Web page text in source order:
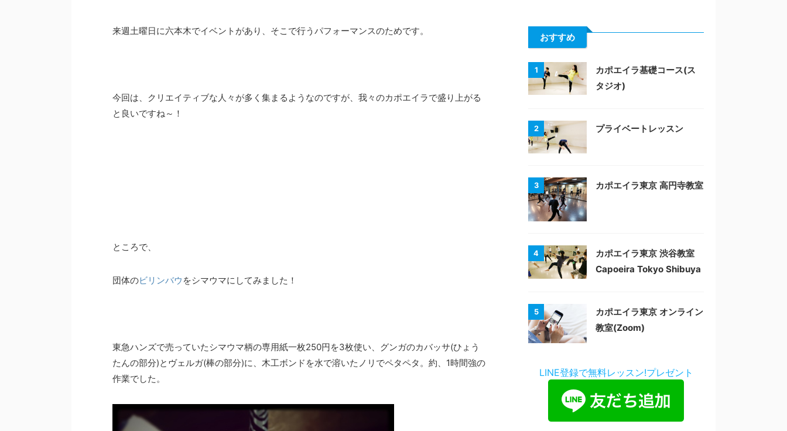
来週土曜日に六本木でイベントがあり、そこで行うパフォーマンスのためです。
今回は、クリエイティブな人々が多く集まるようなのですが、我々のカポエイラで盛り上がる
と良いですね～！
ところで、
団体のビリンバウ をシマウマにしてみました！
東急ハンズで売っていたシマウマ柄の専用紙一枚250円を3枚使い、グンガのカバッサ(ひょう
たんの部分)とヴェルガ(棒の部分)に、木工ボンドを水で溶いたノリでペタペタ。約、1時間強の
作業でした。
おすすめ
1
カポエイラ基礎コース(ス
タジオ)
2 プライベートレッスン
3 カポエイラ東京 高円寺教室
4
カポエイラ東京 渋谷教室
Capoeira Tokyo Shibuya
5
カポエイラ東京 オンライン
教室(Zoom)
LINE登録で無料レッスン!プレゼント